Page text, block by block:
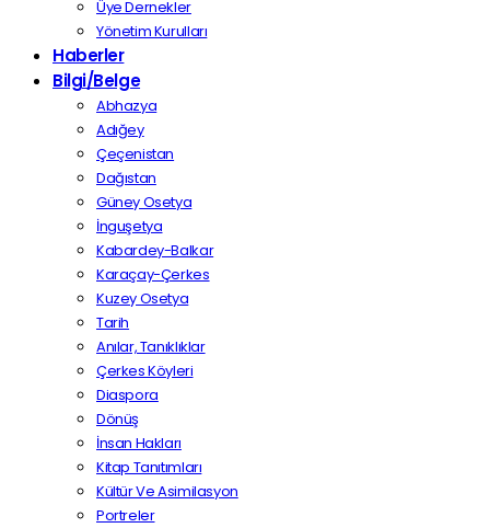
Üye Dernekler
Yönetim Kurulları
Haberler
Bilgi/Belge
Abhazya
Adığey
Çeçenistan
Dağıstan
Güney Osetya
İnguşetya
Kabardey-Balkar
Karaçay-Çerkes
Kuzey Osetya
Tarih
Anılar, Tanıklıklar
Çerkes Köyleri
Diaspora
Dönüş
İnsan Hakları
Kitap Tanıtımları
Kültür Ve Asimilasyon
Portreler